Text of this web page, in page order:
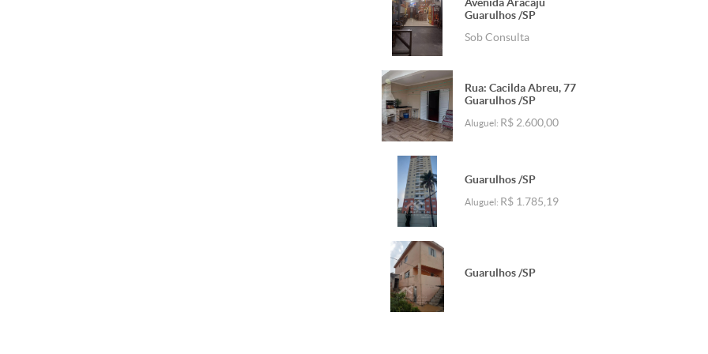
Guarulhos /SP
Sob Consulta
Rua: Cacilda Abreu, 77
Guarulhos /SP
Aluguel: R$ 2.600,00
Guarulhos /SP
Aluguel: R$ 1.785,19
Guarulhos /SP